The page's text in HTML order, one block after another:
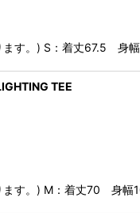
ます。) S：着丈67.5
TEE
ます。) M：着丈70